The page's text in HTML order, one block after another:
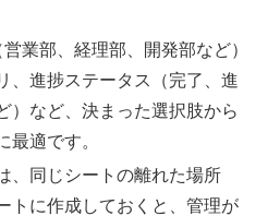
業部、経理部、開発部など）
、進捗ステータス（完了、進
）など、決まった選択肢から
最適です。
、同じシートの離れた場所
トに作成しておくと、管理が